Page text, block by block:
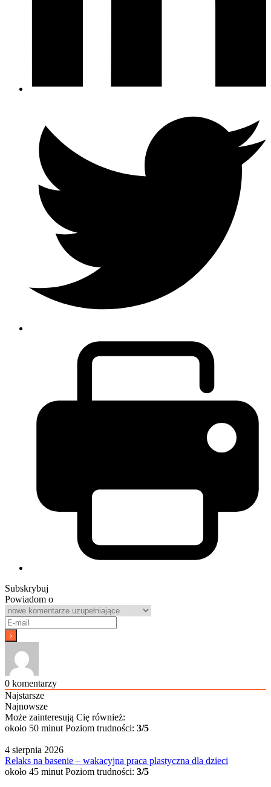
Subskrybuj
Powiadom o
0 komentarzy
Najstarsze
Najnowsze
Może zainteresują Cię również:
około 50 minut Poziom trudności: 3/5
4 sierpnia 2026
Relaks na basenie – wakacyjna praca plastyczna dla dzieci
około 45 minut Poziom trudności: 3/5